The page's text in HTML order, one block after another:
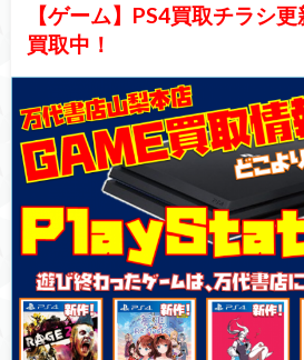
【ゲーム】PS4買取チラシ
買取中！